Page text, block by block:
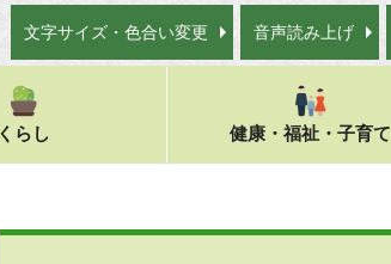
文字サイズ・色合い変更 音声読み上げ
くらし 健康・福祉・子育て